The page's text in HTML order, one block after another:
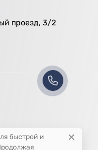
проезд, 3/2
быстрой и